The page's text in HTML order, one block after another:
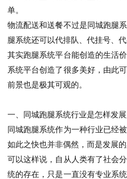
单。
物流配送和送餐不过是同城跑腿
腿系统还可以代排队、代挂号、代
其实跑腿系统平台能创造的生活
系统平台创造了很多美好，由此
前景也是极其可观的。
一、同城跑腿系统行业是怎样发展
同城跑腿系统作为一种行业已经
如此之快也并非偶然，而是发展的
可以这样说，自从人类有了社会
统的存在，只是一直没有专业系